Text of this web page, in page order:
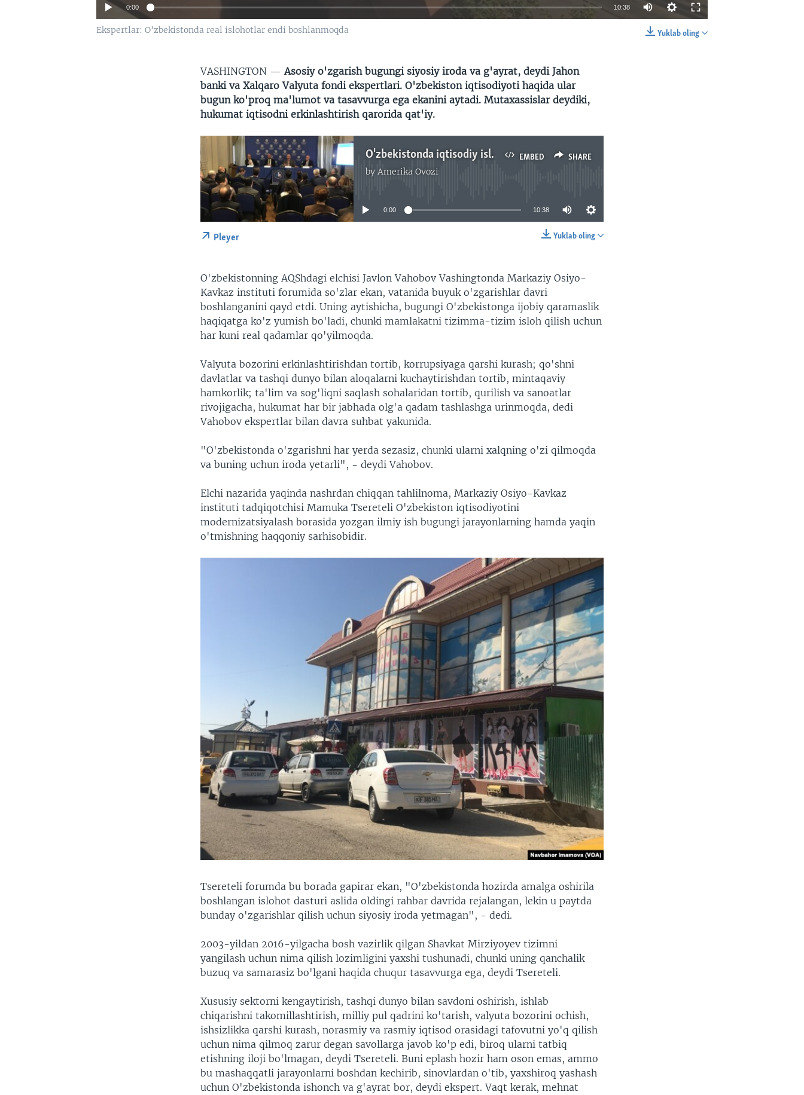
0:00 10:38
Yuklab oling
Ekspertlar: O'zbekistonda real islohotlar endi boshlanmoqda
VASHINGTON —Asosiy o'zgarish bugungi siyosiy iroda va g'ayrat, deydi Jahon
banki va Xalqaro Valyuta fondi ekspertlari. O'zbekiston iqtisodiyoti haqida ular
bugun ko'proq ma'lumot va tasavvurga ega ekanini aytadi. Mutaxassislar deydiki,
hukumat iqtisodni erkinlashtirish qarorida qat'iy.
EMBED SHARE
O'zbekistonda iqtisodiy islohotlar qanday kechmoqda?
byAmerika Ovozi
No media source currently available
0:00 10:38
Yuklab oling
Pleyer
O'zbekistonning AQShdagi elchisi Javlon Vahobov Vashingtonda Markaziy Osiyo-
Kavkaz instituti forumida so'zlar ekan, vatanida buyuk o'zgarishlar davri
boshlanganini qayd etdi. Uning aytishicha, bugungi O'zbekistonga ijobiy qaramaslik
haqiqatga ko'z yumish bo'ladi, chunki mamlakatni tizimma-tizim isloh qilish uchun
har kuni real qadamlar qo'yilmoqda.
Valyuta bozorini erkinlashtirishdan tortib, korrupsiyaga qarshi kurash; qo'shni
davlatlar va tashqi dunyo bilan aloqalarni kuchaytirishdan tortib, mintaqaviy
hamkorlik; ta'lim va sog'liqni saqlash sohalaridan tortib, qurilish va sanoatlar
rivojigacha, hukumat har bir jabhada olg'a qadam tashlashga urinmoqda, dedi
Vahobov ekspertlar bilan davra suhbat yakunida.
"O'zbekistonda o'zgarishni har yerda sezasiz, chunki ularni xalqning o'zi qilmoqda
va buning uchun iroda yetarli", - deydi Vahobov.
Elchi nazarida yaqinda nashrdan chiqqan tahlilnoma, Markaziy Osiyo-Kavkaz
instituti tadqiqotchisi Mamuka Tsereteli O'zbekiston iqtisodiyotini
modernizatsiyalash borasida yozgan ilmiy ish bugungi jarayonlarning hamda yaqin
o'tmishning haqqoniy sarhisobidir.
Tsereteli forumda bu borada gapirar ekan, "O'zbekistonda hozirda amalga oshirila
boshlangan islohot dasturi aslida oldingi rahbar davrida rejalangan, lekin u paytda
bunday o'zgarishlar qilish uchun siyosiy iroda yetmagan", - dedi.
2003-yildan 2016-yilgacha bosh vazirlik qilgan Shavkat Mirziyoyev tizimni
yangilash uchun nima qilish lozimligini yaxshi tushunadi, chunki uning qanchalik
buzuq va samarasiz bo'lgani haqida chuqur tasavvurga ega, deydi Tsereteli.
Xususiy sektorni kengaytirish, tashqi dunyo bilan savdoni oshirish, ishlab
chiqarishni takomillashtirish, milliy pul qadrini ko'tarish, valyuta bozorini ochish,
ishsizlikka qarshi kurash, norasmiy va rasmiy iqtisod orasidagi tafovutni yo'q qilish
uchun nima qilmoq zarur degan savollarga javob ko'p edi, biroq ularni tatbiq
etishning iloji bo'lmagan, deydi Tsereteli. Buni eplash hozir ham oson emas, ammo
bu mashaqqatli jarayonlarni boshdan kechirib, sinovlardan o'tib, yaxshiroq yashash
uchun O'zbekistonda ishonch va g'ayrat bor, deydi ekspert. Vaqt kerak, mehnat